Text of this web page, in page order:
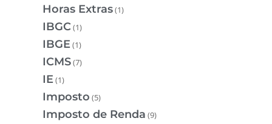
Horas Extras(1)
IBGC(1)
IBGE(1)
ICMS(7)
IE(1)
Imposto (5)
Imposto de Renda (9)